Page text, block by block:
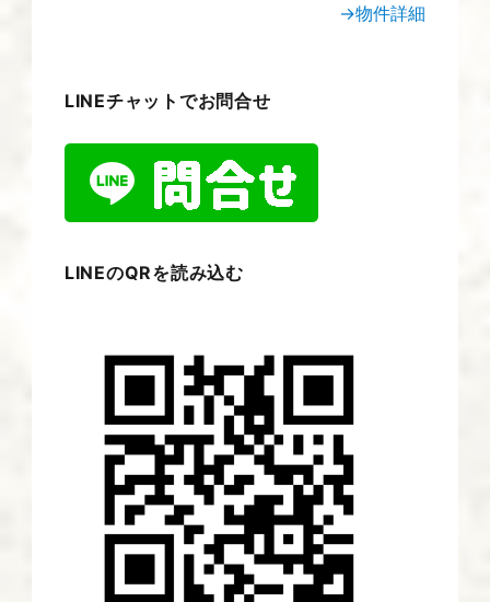
→物件詳細
LINEチャットでお問合せ
LINEのQRを読み込む